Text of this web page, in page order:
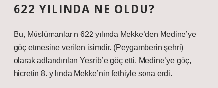
622 YILINDA NE OLDU?
Bu, Müslümanların 622 yılında Mekke’den Medine’ye
göç etmesine verilen isimdir. (Peygamberin şehri)
olarak adlandırılan Yesrib’e göç etti. Medine’ye göç,
hicretin 8. yılında Mekke’nin fethiyle sona erdi.